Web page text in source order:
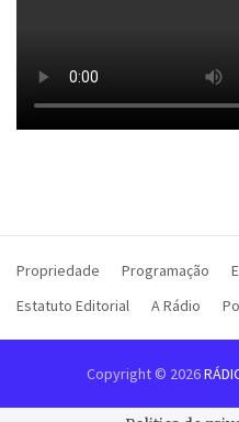
Propriedade Programação
Estatuto Editorial
A Rádio
Copyright © 2026